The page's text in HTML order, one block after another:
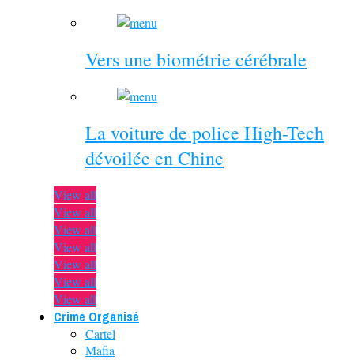
Vers une biométrie cérébrale
La voiture de police High-Tech
dévoilée en Chine
View all
View all
View all
View all
View all
View all
View all
Crime Organisé
Cartel
Mafia